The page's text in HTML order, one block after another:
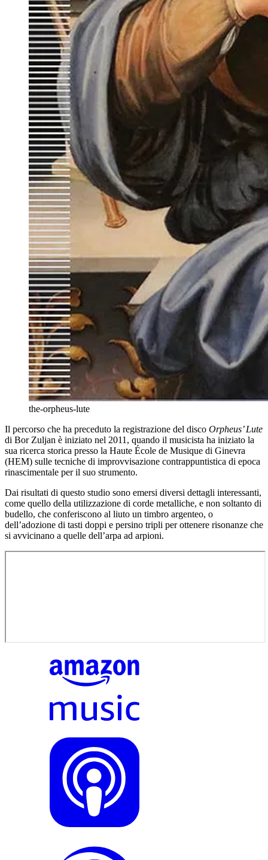
the-orpheus-lute
Il percorso che ha preceduto la registrazione del disco Orpheus’ Lute
di Bor Zuljan è iniziato nel 2011, quando il musicista ha iniziato la
sua ricerca storica presso la Haute École de Musique di Ginevra
(HEM) sulle tecniche di improvvisazione contrappuntistica di epoca
rinascimentale per il suo strumento.
Dai risultati di questo studio sono emersi diversi dettagli interessanti,
come quello della utilizzazione di corde metalliche, e non soltanto di
budello, che conferiscono al liuto un timbro argenteo, o
dell’adozione di tasti doppi e persino tripli per ottenere risonanze che
si avvicinano a quelle dell’arpa ad arpioni.